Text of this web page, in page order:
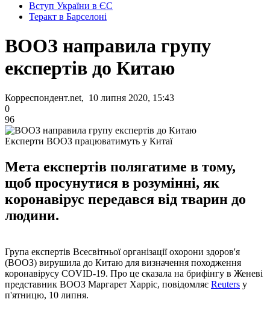
Вступ України в ЄС
Теракт в Барселоні
ВООЗ направила групу
експертів до Китаю
Корреспондент.net, 10 липня 2020, 15:43
0
96
Експерти ВООЗ працюватимуть у Китаї
Мета експертів полягатиме в тому,
щоб просунутися в розумінні, як
коронавірус передався від тварин до
людини.
Група експертів Всесвітньої організації охорони здоров'я
(ВООЗ) вирушила до Китаю для визначення походження
коронавірусу COVID-19. Про це сказала на брифінгу в Женеві
представник ВООЗ Маргарет Харріс, повідомляє Reuters у
п'ятницю, 10 липня.